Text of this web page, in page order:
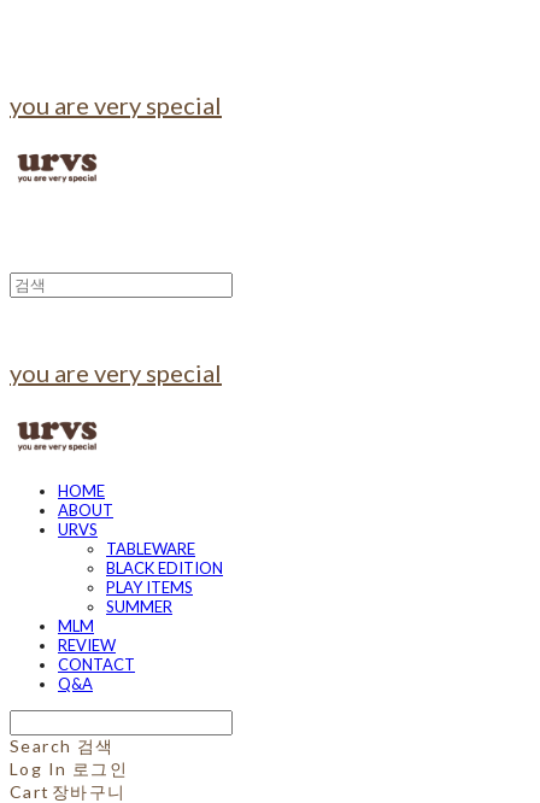
you are very special
you are very special
HOME
ABOUT
URVS
TABLEWARE
BLACK EDITION
PLAY ITEMS
SUMMER
MLM
REVIEW
CONTACT
Q&A
Search 검색
Log In 로그인
Cart 장바구니